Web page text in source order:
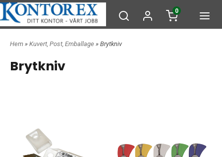
0
Hem » Kuvert, Post, Emballage » Brytkniv
Brytkniv